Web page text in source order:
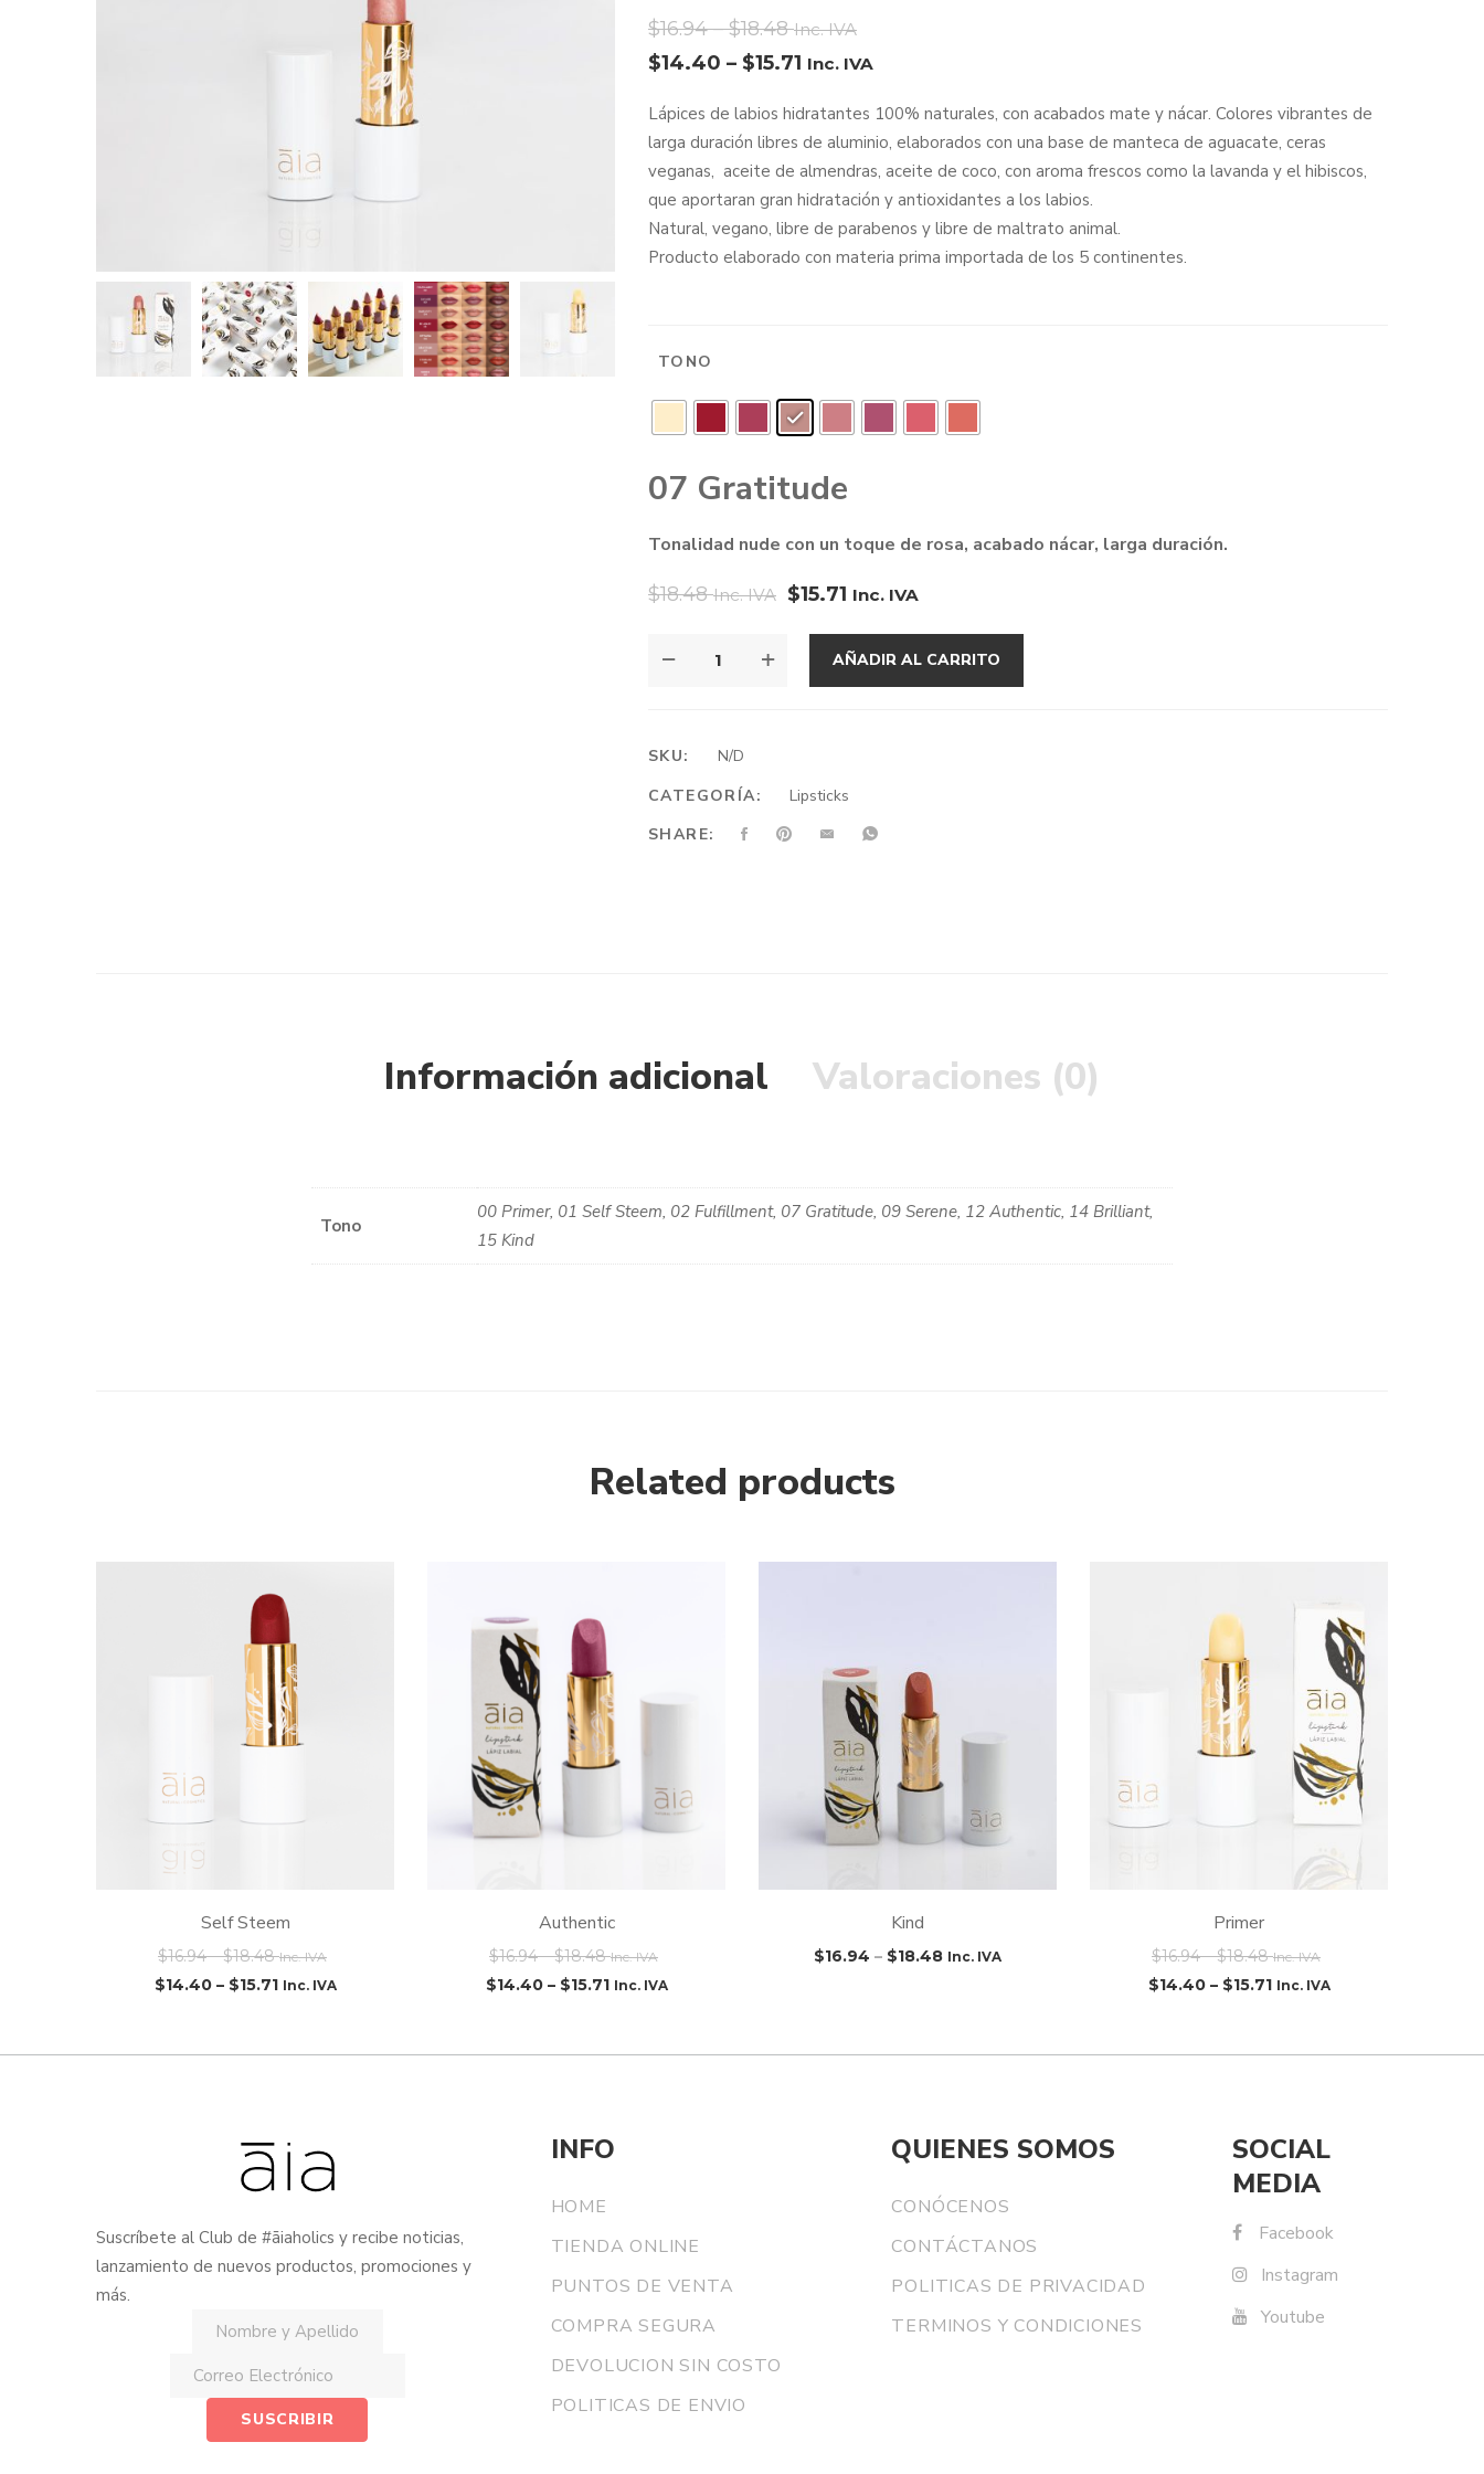
$16.94–$18.48 Inc. IVA
$14.40 – $15.71 Inc. IVA
Lápices de labios hidratantes 100% naturales, con acabados mate y nácar. Colores vibrantes de
larga duración libres de aluminio, elaborados con una base de manteca de aguacate, ceras
veganas, aceite de almendras, aceite de coco, con aroma frescos como la lavanda y el hibiscos,
que aportaran gran hidratación y antioxidantes a los labios.
Natural, vegano, libre de parabenos y libre de maltrato animal.
Producto elaborado con materia prima importada de los 5 continentes.
TONO
07 Gratitude
Tonalidad nude con un toque de rosa, acabado nácar, larga duración.
$18.48 Inc. IVA $15.71 Inc. IVA
CANTIDAD
AÑADIR AL CARRITO
SKU:
N/D
CATEGORÍA:
Lipsticks
SHARE:
Información adicional Valoraciones (0)
Tono
00 Primer, 01 Self Steem, 02 Fulfillment, 07 Gratitude, 09 Serene, 12 Authentic, 14 Brilliant,
15 Kind
Related products
Self Steem
$16.94–$18.48 Inc. IVA
$14.40– $15.71 Inc. IVA
Authentic
$16.94–$18.48 Inc. IVA
$14.40– $15.71 Inc. IVA
Kind
$16.94 – $18.48 Inc. IVA
Primer
$16.94–$18.48 Inc. IVA
$14.40– $15.71 Inc. IVA
Suscríbete al Club de #āiaholics y recibe noticias,
lanzamiento de nuevos productos, promociones y
más.
INFO
HOME
TIENDA ONLINE
PUNTOS DE VENTA
COMPRA SEGURA
DEVOLUCION SIN COSTO
POLITICAS DE ENVIO
QUIENES SOMOS
CONÓCENOS
CONTÁCTANOS
POLITICAS DE PRIVACIDAD
TERMINOS Y CONDICIONES
SOCIAL
MEDIA
Facebook
Instagram
Youtube